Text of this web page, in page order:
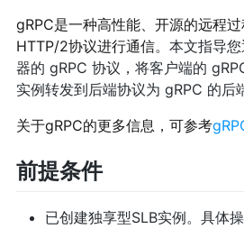
gRPC是一种高性能、开源的远程
HTTP/2协议进行通信。本文指导
器的 gRPC 协议，将客户端的
实例转发到后端协议为 gRPC 的后
关于gRPC的更多信息，可参考
前提条件
已创建独享型SLB实例。具体